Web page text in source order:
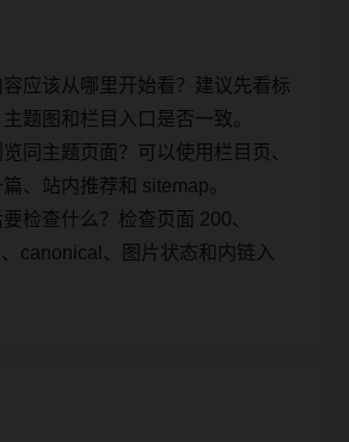
应该从哪里开始看？建议先看标
题图和栏目入口是否一致。
同主题页面？可以使用栏目页、
篇、站内推荐和 sitemap。
检查什么？检查页面 200、
canonical、图片状态和内链入